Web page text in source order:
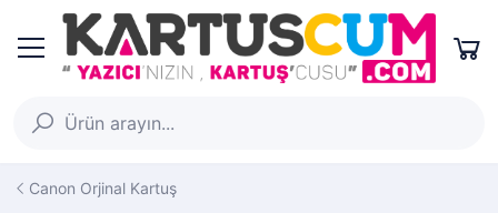
Canon Orjinal Kartuş